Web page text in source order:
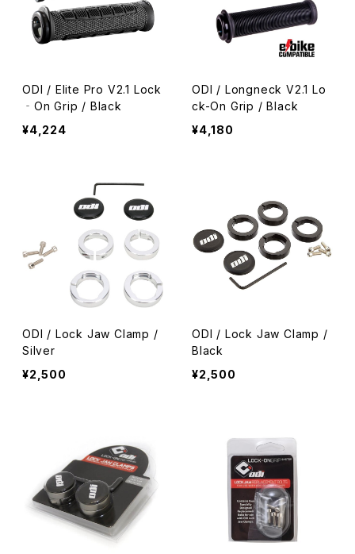
ODI / Elite Pro V2.1 Lock
‐On Grip / Black
¥4,224
ODI / Longneck V2.1 Lo
ck-On Grip / Black
¥4,180
ODI / Lock Jaw Clamp /
Silver
¥2,500
ODI / Lock Jaw Clamp /
Black
¥2,500